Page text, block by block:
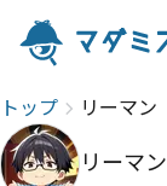
トップ リーマン
リーマン